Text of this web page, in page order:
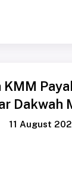
Dakwah
11 August